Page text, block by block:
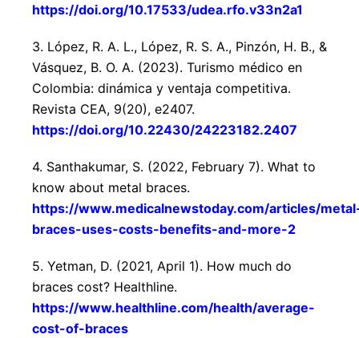
https://doi.org/10.17533/udea.rfo.v33n2a1
3. López, R. A. L., López, R. S. A., Pinzón, H. B., &
Vásquez, B. O. A. (2023). Turismo médico en
Colombia: dinámica y ventaja competitiva.
Revista CEA, 9(20), e2407.
https://doi.org/10.22430/24223182.2407
4. Santhakumar, S. (2022, February 7). What to
know about metal braces.
https://www.medicalnewstoday.com/articles/
braces-uses-costs-benefits-and-more-2
5. Yetman, D. (2021, April 1). How much do
braces cost? Healthline.
https://www.healthline.com/health/average-
cost-of-braces